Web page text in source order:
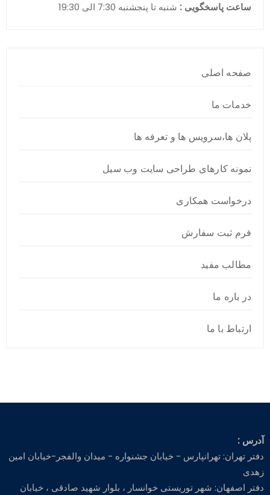
ساعت پاسخگویی : شنبه تا پنجشنبه 7:30 الی 19:30
صفحه اصلی
خدمات ما
پلان ها،سرویس ها و تعرفه ها
نمونه کارهای طراحی سایت وب سیل
درخواست همکاری
فرم ثبت سفارش
مطالب مفید
در باره ما
ارتباط با ما
آدرس :
دفتر تهران: تهرانپارس - خیابان جشنواره - میدان والفجر-خیابان امین
زهدی
دفتر اصفهان: شهر توریستی خوانسار ، بلوار شهید صادقی ، خیابان